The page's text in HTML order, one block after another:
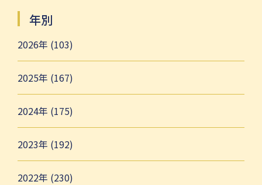
年別
2026年 (103)
2025年 (167)
2024年 (175)
2023年 (192)
2022年 (230)